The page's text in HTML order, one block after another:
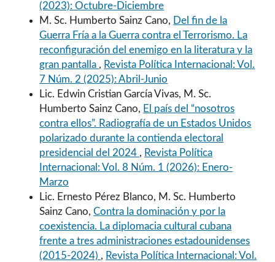
(2023): Octubre-Diciembre
M. Sc. Humberto Sainz Cano, Del fin de la
Guerra Fría a la Guerra contra el Terrorismo. La
reconfiguración del enemigo en la literatura y la
gran pantalla , Revista Política Internacional: Vol.
7 Núm. 2 (2025): Abril-Junio
Lic. Edwin Cristian García Vivas, M. Sc.
Humberto Sainz Cano, El país del “nosotros
contra ellos”. Radiografía de un Estados Unidos
polarizado durante la contienda electoral
presidencial del 2024 , Revista Política
Internacional: Vol. 8 Núm. 1 (2026): Enero-
Marzo
Lic. Ernesto Pérez Blanco, M. Sc. Humberto
Sainz Cano,Contra la dominación y por la
coexistencia. La diplomacia cultural cubana
frente a tres administraciones estadounidenses
(2015-2024) , Revista Política Internacional: Vol.